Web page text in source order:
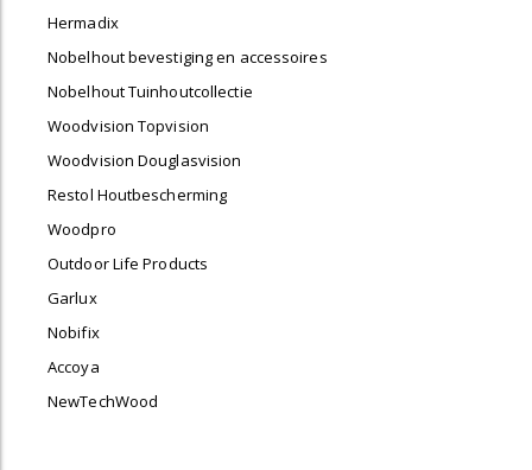
Hermadix
Nobelhout bevestiging en accessoires
Nobelhout Tuinhoutcollectie
Woodvision Topvision
Woodvision Douglasvision
Restol Houtbescherming
Woodpro
Outdoor Life Products
Garlux
Nobifix
Accoya
NewTechWood